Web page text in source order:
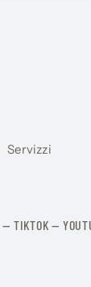
Servizzi
— TIKTOK —